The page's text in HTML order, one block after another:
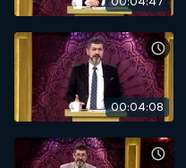
00:04:08